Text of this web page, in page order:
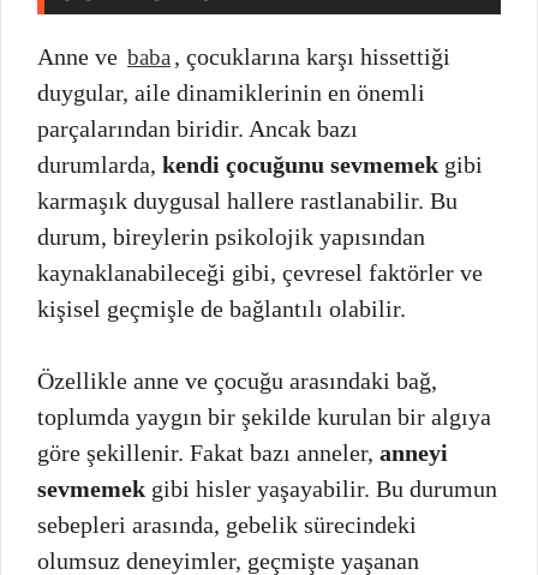
Anne ve baba , çocuklarına karşı hissettiği
duygular, aile dinamiklerinin en önemli
parçalarından biridir. Ancak bazı
durumlarda, kendi çocuğunu sevmemek gibi
karmaşık duygusal hallere rastlanabilir. Bu
durum, bireylerin psikolojik yapısından
kaynaklanabileceği gibi, çevresel faktörler ve
kişisel geçmişle de bağlantılı olabilir.
Özellikle anne ve çocuğu arasındaki bağ,
toplumda yaygın bir şekilde kurulan bir algıya
göre şekillenir. Fakat bazı anneler, anneyi
sevmemek gibi hisler yaşayabilir. Bu durumun
sebepleri arasında, gebelik sürecindeki
olumsuz deneyimler, geçmişte yaşanan